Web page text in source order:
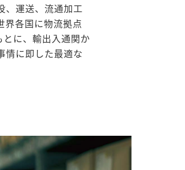
、運送、流通加工
界各国に物流拠点
に、輸出入通関か
情に即した最適な